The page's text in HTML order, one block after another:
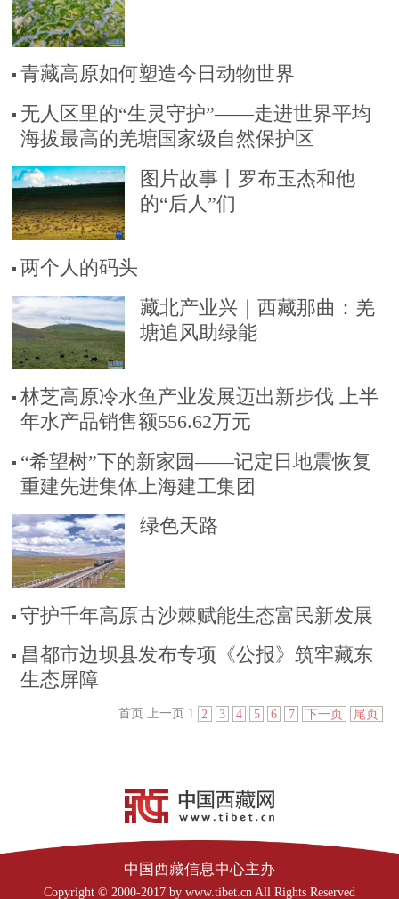
青藏高原如何塑造今日动物世界
无人区里的“生灵守护”——走进世界平均
海拔最高的羌塘国家级自然保护区
图片故事丨罗布玉杰和他
的“后人”们
两个人的码头
藏北产业兴｜西藏那曲：羌
塘追风助绿能
林芝高原冷水鱼产业发展迈出新步伐 上半
年水产品销售额556.62万元
“希望树”下的新家园——记定日地震恢复
重建先进集体上海建工集团
绿色天路
守护千年高原古沙棘赋能生态富民新发展
昌都市边坝县发布专项《公报》筑牢藏东
生态屏障
首页 上一页 1 2 3 4 5 6 7 下一页 尾页
中国西藏信息中心主办
Copyright © 2000-2017 by www.tibet.cn All Rights Reserved